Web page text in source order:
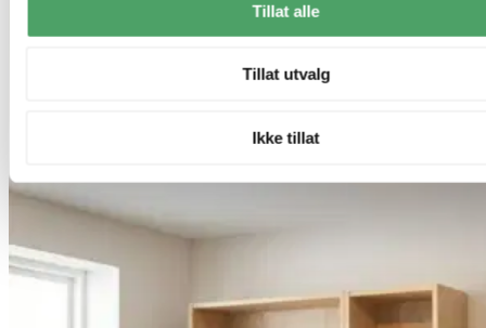
Tillat alle
Tillat utvalg
Ikke tillat